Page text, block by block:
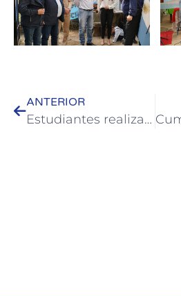
ANTERIOR
Estudiantes realizarán pasantías en la Oficina de Turismo de Colón